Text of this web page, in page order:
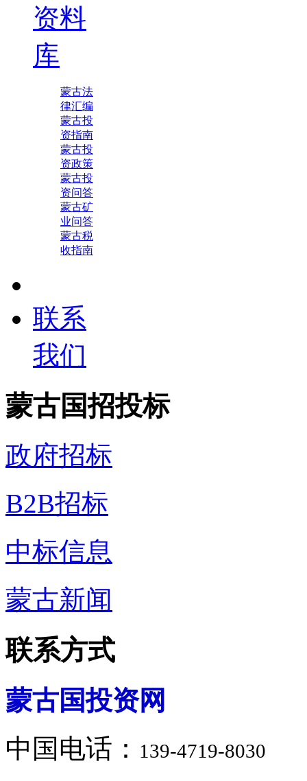
资料
库
蒙古法
律汇编
蒙古投
资指南
蒙古投
资政策
蒙古投
资问答
蒙古矿
业问答
蒙古税
收指南
联系
我们
蒙古国招投标
政府招标
B2B招标
中标信息
蒙古新闻
联系方式
蒙古国投资网
中国电话： 139-4719-8030